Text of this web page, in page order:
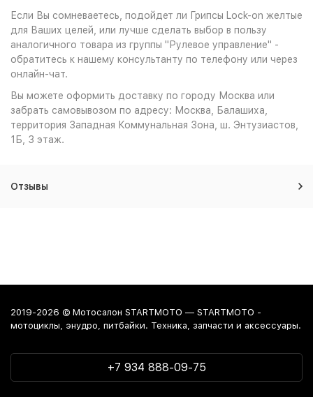
Если Вы сомневаетесь, подойдет ли Грипсы Lock-on желтые
для Ваших целей, или лучше сделать выбор в пользу
аналогичного товара из группы "Рулевое управление" -
обратитесь к нашему консультанту по телефону или через
онлайн-чат.
Вы можете оформить доставку по городу Москва или
забрать самовывозом по адресу: Москва, Балашиха,
территория Западная Коммунальная Зона, ш. Энтузиастов,
1Б, 3 этаж.
Отзывы
2019-2026 © Мотосалон STARTMOTO — STARTMOTO -
мотоциклы, энудро, питбайки. Техника, запчасти и аксессуары.
+7 934 888-09-75